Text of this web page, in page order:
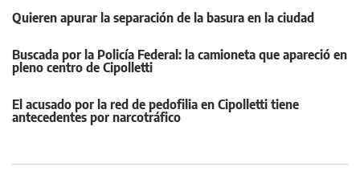
Quieren apurar la separación de la basura en la ciudad
Buscada por la Policía Federal: la camioneta que apareció en
pleno centro de Cipolletti
El acusado por la red de pedofilia en Cipolletti tiene
antecedentes por narcotráfico